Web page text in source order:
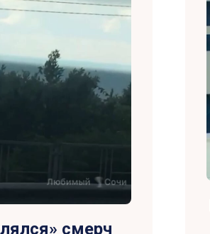
смерч